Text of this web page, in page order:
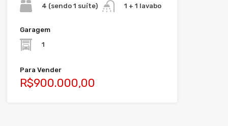
4 (sendo 1 suíte)
1 + 1 lavabo
Garagem
1
Para Vender
R$900.000,00